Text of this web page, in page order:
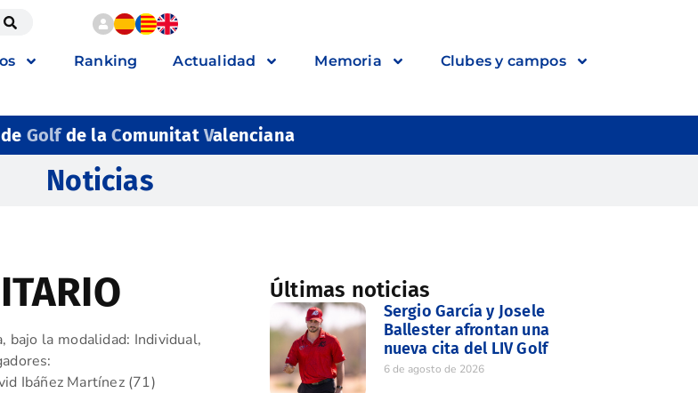
Ranking Actualidad Memoria Clubes y campos
Golfde la ComunitatValenciana
Noticias
bajo la modalidad: Individual,
Ibáñez Martínez (71)
Últimas noticias
Sergio García y Josele
Ballester afrontan una
nueva cita del LIV Golf
6 de agosto de 2026